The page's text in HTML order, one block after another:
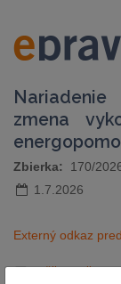
zmena
Zbierka: 170/
1.7.2026
Externý odkaz
pošli e-mailom